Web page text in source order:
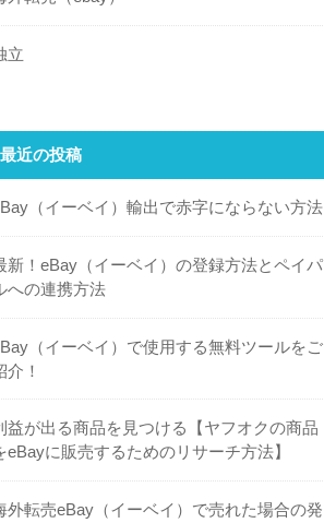
立
最近の投稿
（イーベイ）輸出で赤字にならない方法
新！eBay（イーベイ）の登録方法とペイパ
への連携方法
（イーベイ）で使用する無料ツールをご
介！
益が出る商品を見つける【ヤフオクの商品
eBayに販売するためのリサーチ方法】
外転売eBay（イーベイ）で売れた場合の発